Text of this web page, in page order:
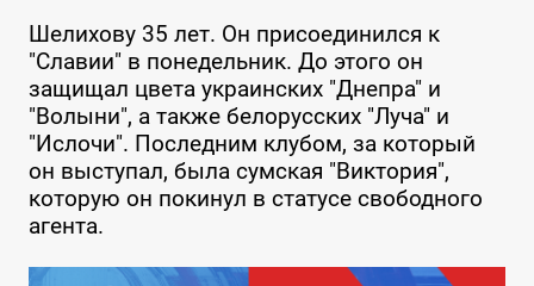
Шелихову 35 лет. Он присоединился к
"Славии" в понедельник. До этого он
защищал цвета украинских "Днепра" и
"Волыни", а также белорусских "Луча" и
"Ислочи". Последним клубом, за который
он выступал, была сумская "Виктория",
которую он покинул в статусе свободного
агента.